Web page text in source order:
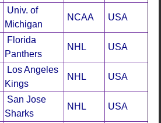
Univ. of
Michigan
NCAA USA
Florida
Panthers
NHL USA
Los Angeles
Kings
NHL USA
San Jose
Sharks
NHL USA